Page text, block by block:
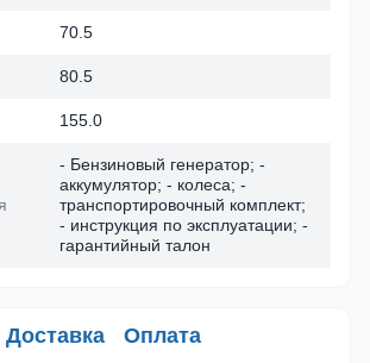
70.5
80.5
155.0
- Бензиновый генератор; -
аккумулятор; - колеса; -
транспортировочный комплект;
- инструкция по эксплуатации; -
гарантийный талон
Доставка Оплата